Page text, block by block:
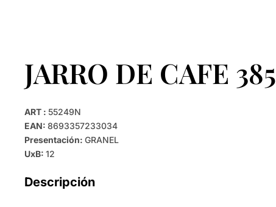
JARRO DE CAFE
ART : 55249N
EAN: 8693357233034
Presentación: GRANEL
UxB: 12
Descripción